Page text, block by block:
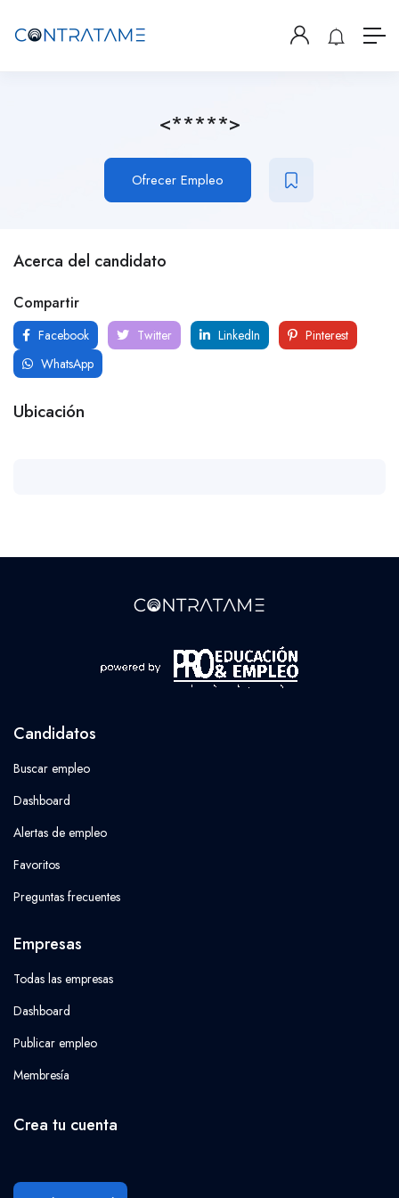
<*****>
Ofrecer Empleo
Acerca del candidato
Compartir
Facebook Twitter LinkedIn
Pinterest
WhatsApp
Ubicación
Candidatos
Buscar empleo
Dashboard
Alertas de empleo
Favoritos
Preguntas frecuentes
Empresas
Todas las empresas
Dashboard
Publicar empleo
Membresía
Crea tu cuenta